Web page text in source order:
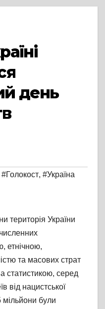
день
#Голокост, #Україна
територія України
етнічною,
та масових страт
статистикою, серед
від нацистської
мільйони були